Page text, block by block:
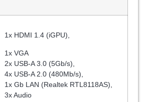
1x HDMI 1.4 (iGPU),
1x VGA
2x USB-A 3.0 (5Gb/​s),
4x USB-A 2.0 (480Mb/​s),
1x Gb LAN (Realtek RTL8118AS),
3x Audio